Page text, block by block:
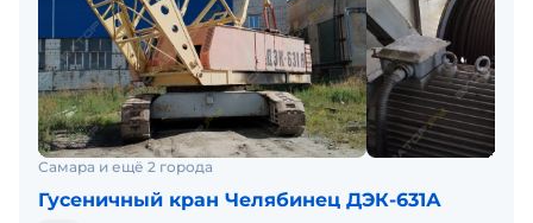
Самара и ещё 2 города
Гусеничный кран Челябинец ДЭК-631А